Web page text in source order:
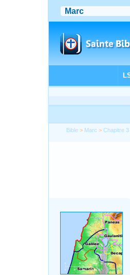
Bible > Marc >Chapitre 3